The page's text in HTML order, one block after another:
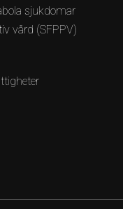
sjukdomar
vård (SFPPV)